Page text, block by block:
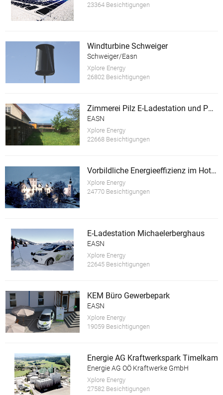
23364 Besichtigungen
Windturbine Schweiger
Schweiger/Easn
Xplore Energy
26802 Besichtigungen
Zimmerei Pilz E-Ladestation und PV Anlage
EASN
Xplore Energy
22668 Besichtigungen
Vorbildliche Energieeffizienz im Hotel Schloss Thannegg
Xplore Energy
24770 Besichtigungen
E-Ladestation Michaelerberghaus
EASN
Xplore Energy
22645 Besichtigungen
KEM Büro Gewerbepark
EASN
Xplore Energy
19059 Besichtigungen
Energie AG Kraftwerkspark Timelkam
Energie AG OÖ Kraftwerke GmbH
Xplore Energy
27582 Besichtigungen